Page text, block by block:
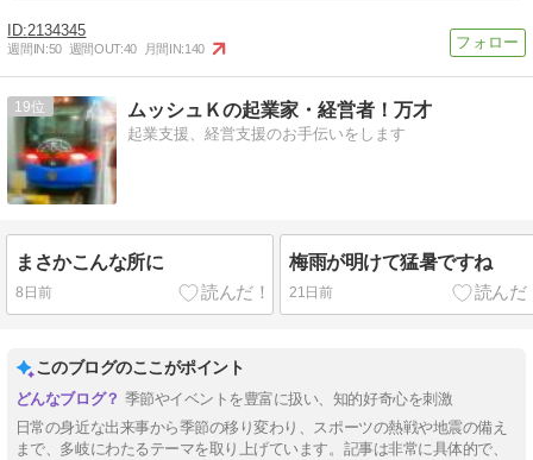
2134345
週間IN:50 週間OUT:40 月間IN:140
19 ムッシュＫの起業家・経営者！万才
起業支援、経営支援のお手伝いをします
まさかこんな所に
8日前
梅雨が明けて猛暑ですね
21日前
このブログのここがポイント
季節やイベントを豊富に扱い、知的好奇心を刺激
日常の身近な出来事から季節の移り変わり、スポーツの熱戦や地震の備え
まで、多岐にわたるテーマを取り上げています。記事は非常に具体的で、